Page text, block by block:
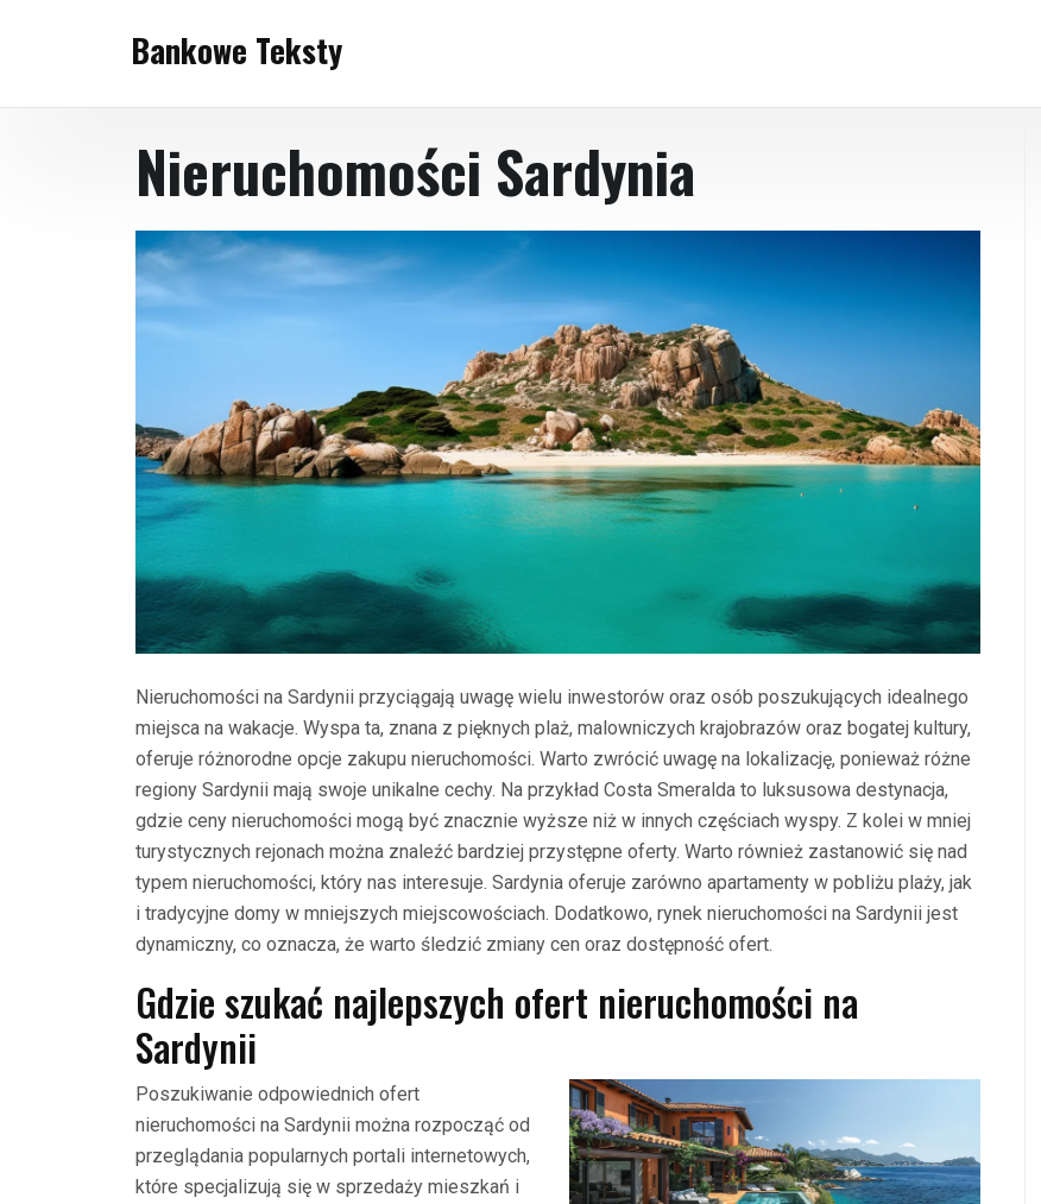
Bankowe Teksty
Nieruchomości Sardynia
Nieruchomości na Sardynii przyciągają uwagę wielu inwestorów oraz osób poszukujących idealnego
miejsca na wakacje. Wyspa ta, znana z pięknych plaż, malowniczych krajobrazów oraz bogatej kultury,
oferuje różnorodne opcje zakupu nieruchomości. Warto zwrócić uwagę na lokalizację, ponieważ różne
regiony Sardynii mają swoje unikalne cechy. Na przykład Costa Smeralda to luksusowa destynacja,
gdzie ceny nieruchomości mogą być znacznie wyższe niż w innych częściach wyspy. Z kolei w mniej
turystycznych rejonach można znaleźć bardziej przystępne oferty. Warto również zastanowić się nad
typem nieruchomości, który nas interesuje. Sardynia oferuje zarówno apartamenty w pobliżu plaży, jak
i tradycyjne domy w mniejszych miejscowościach. Dodatkowo, rynek nieruchomości na Sardynii jest
dynamiczny, co oznacza, że warto śledzić zmiany cen oraz dostępność ofert.
Gdzie szukać najlepszych ofert nieruchomości na
Sardynii
Poszukiwanie odpowiednich ofert
nieruchomości na Sardynii można rozpocząć od
przeglądania popularnych portali internetowych,
które specjalizują się w sprzedaży mieszkań i